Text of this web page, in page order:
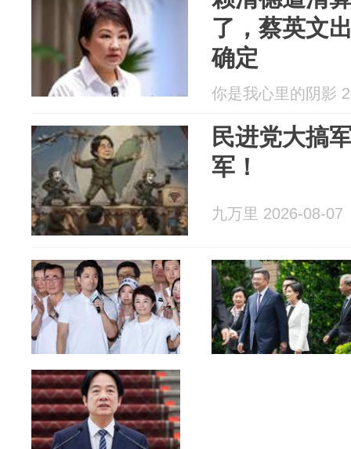
了，蔡英文
确定
你是我心里的阴影
民进党大搞
军！
九万里 2026-08-07